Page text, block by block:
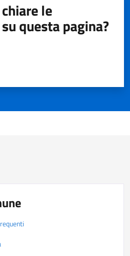
le
questa pagina?